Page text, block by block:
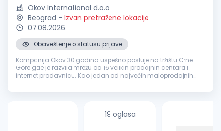
Okov International d.o.o.
Beograd - Izvan pretražene lokacije
07.08.2026
Obaveštenje o statusu prijave
Kompanija Okov 30 godina uspešno posluje na tržištu Crne
Gore gde je razvila mrežu od 16 velikih prodajnih centara i
internet prodavnicu. Kao jedan od najvećih maloprodajnih
za opremanje ...
19 oglasa